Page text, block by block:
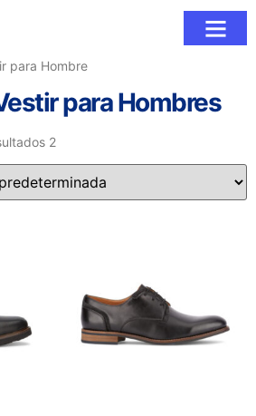
para Hombre
para Hombres
2